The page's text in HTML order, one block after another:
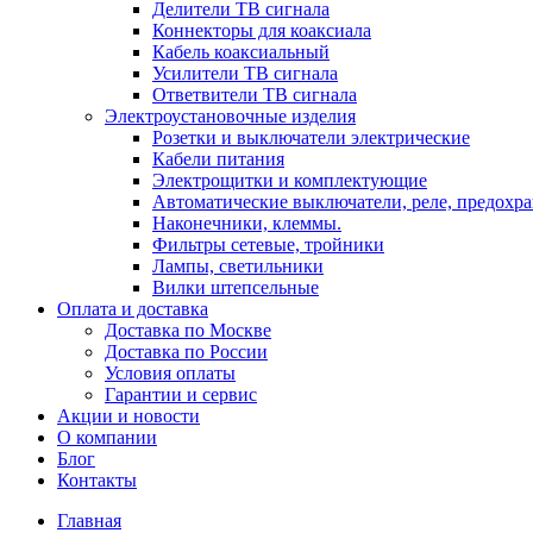
Делители ТВ сигнала
Коннекторы для коаксиала
Кабель коаксиальный
Усилители ТВ сигнала
Ответвители ТВ сигнала
Электроустановочные изделия
Розетки и выключатели электрические
Кабели питания
Электрощитки и комплектующие
Автоматические выключатели, реле,
Наконечники, клеммы.
Фильтры сетевые, тройники
Лампы, светильники
Вилки штепсельные
Оплата и доставка
Доставка по Москве
Доставка по России
Условия оплаты
Гарантии и сервис
Акции и новости
О компании
Блог
Контакты
Главная